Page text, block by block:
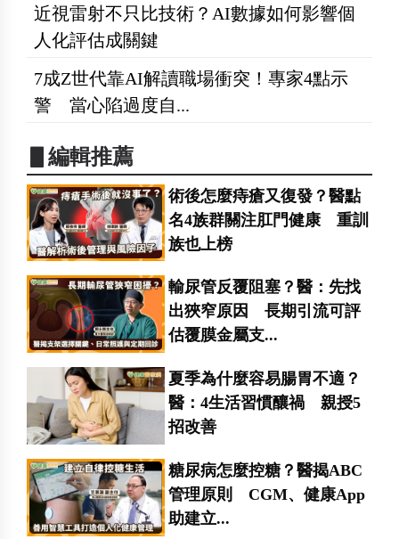
近視雷射不只比技術？AI數據如何影響個
人化評估成關鍵
7成Z世代靠AI解讀職場衝突！專家4點示
警 當心陷過度自...
▋編輯推薦
術後怎麼痔瘡又復發？醫點
名4族群關注肛門健康 重訓
族也上榜
輸尿管反覆阻塞？醫：先找
出狹窄原因 長期引流可評
估覆膜金屬支...
夏季為什麼容易腸胃不適？
醫：4生活習慣釀禍 親授5
招改善
糖尿病怎麼控糖？醫揭ABC
管理原則 CGM、健康App
助建立...